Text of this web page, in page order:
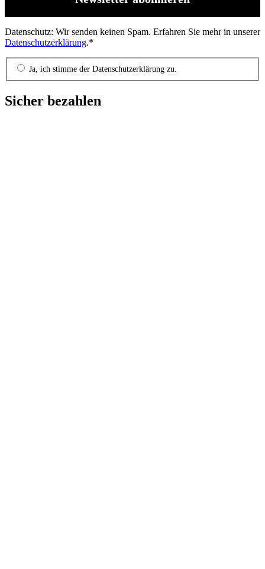
Datenschutz: Wir senden keinen Spam. Erfahren Sie mehr in unserer
Datenschutzerklärung.*
Ja, ich stimme der Datenschutzerklärung zu.
Sicher bezahlen